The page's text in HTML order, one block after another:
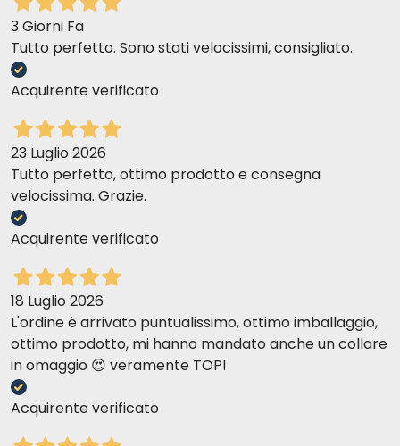
3 Giorni Fa
Tutto perfetto. Sono stati velocissimi, consigliato.
Acquirente verificato
23 Luglio 2026
Tutto perfetto, ottimo prodotto e consegna
velocissima. Grazie.
Acquirente verificato
18 Luglio 2026
L'ordine è arrivato puntualissimo, ottimo imballaggio,
ottimo prodotto, mi hanno mandato anche un collare
in omaggio 😍 veramente TOP!
Acquirente verificato